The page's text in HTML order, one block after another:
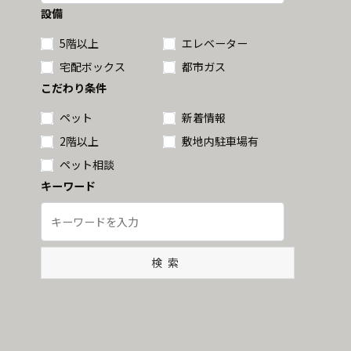
設備
5階以上
エレベーター
宅配ボックス
都市ガス
こだわり条件
ペット
新着情報
2階以上
敷地内駐車場有
ペット相談
キーワード
検索